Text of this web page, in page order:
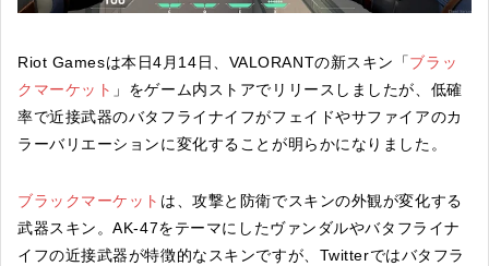
Riot Gamesは本日4月14日、VALORANTの新スキン「ブラッ
クマーケット 」をゲーム内ストアでリリースしましたが、低確
率で近接武器のバタフライナイフがフェイドやサファイアのカ
ラーバリエーションに変化することが明らかになりました。
ブラックマーケット は、攻撃と防衛でスキンの外観が変化する
武器スキン。AK-47をテーマにしたヴァンダルやバタフライナ
イフの近接武器が特徴的なスキンですが、Twitterではバタフラ